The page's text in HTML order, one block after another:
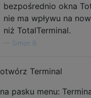
bezpośrednio okna
nie ma wpływu na
niż TotalTerminal.
Simon B.
otwórz Terminal
na pasku menu: